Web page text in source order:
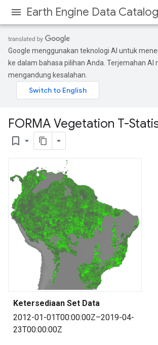
Earth Engine Data Catalog
Google menggunakan teknologi AI untuk
ke dalam bahasa pilihan Anda. Terjemahan AI
mengandung kesalahan.
FORMA Vegetation T-
bookmark_border
Ketersediaan Set Data
2012-01-01T00:00:00Z–2019-04-
23T00:00:00Z